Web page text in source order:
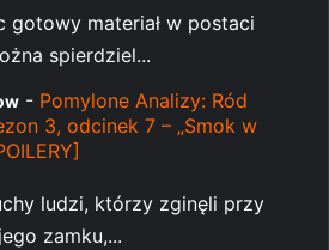
gotowy materiał w postaci
spierdziel...
- Pomylone Analizy: Ród
3, odcinek 7 – „Smok w
ludzi, którzy zginęli przy
zamku,...